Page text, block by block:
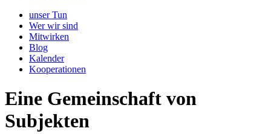
unser Tun
Wer wir sind
Mitwirken
Blog
Kalender
Kooperationen
Eine Gemeinschaft von
Subjekten